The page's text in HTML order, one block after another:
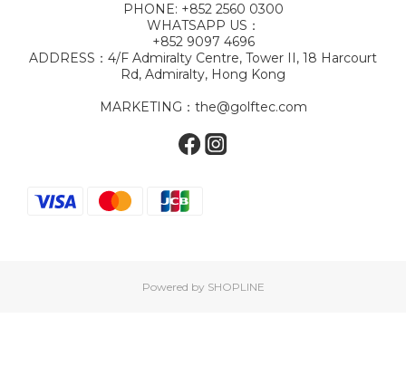
PHONE: +852 2560 0300
WHATSAPP US：
+852 9097 4696
ADDRESS：4/F Admiralty Centre, Tower II, 18 Harcourt
Rd, Admiralty, Hong Kong
MARKETING：the@golftec.com
Powered by SHOPLINE